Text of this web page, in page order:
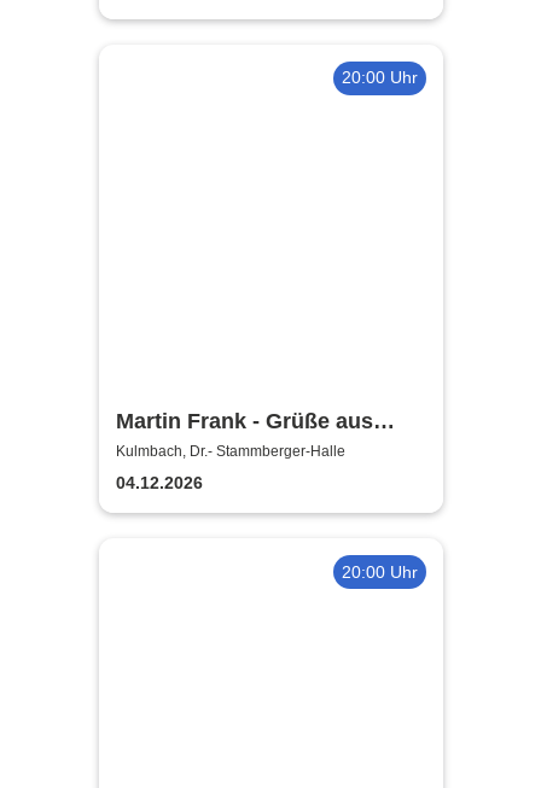
20:00 Uhr
Martin Frank - Grüße aus
Allegro Süd
Kulmbach, Dr.- Stammberger-Halle
04.12.2026
20:00 Uhr